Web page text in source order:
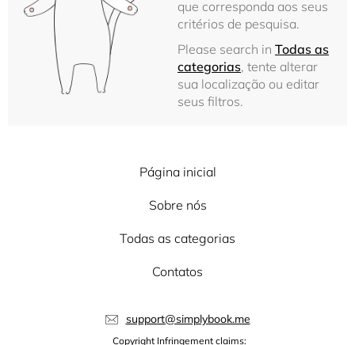
que corresponda aos seus
critérios de pesquisa.
Please search in Todas as
categorias, tente alterar
sua localização ou editar
seus filtros.
Página inicial
Sobre nós
Todas as categorias
Contatos
support@simplybook.me
Copyright Infringement claims: